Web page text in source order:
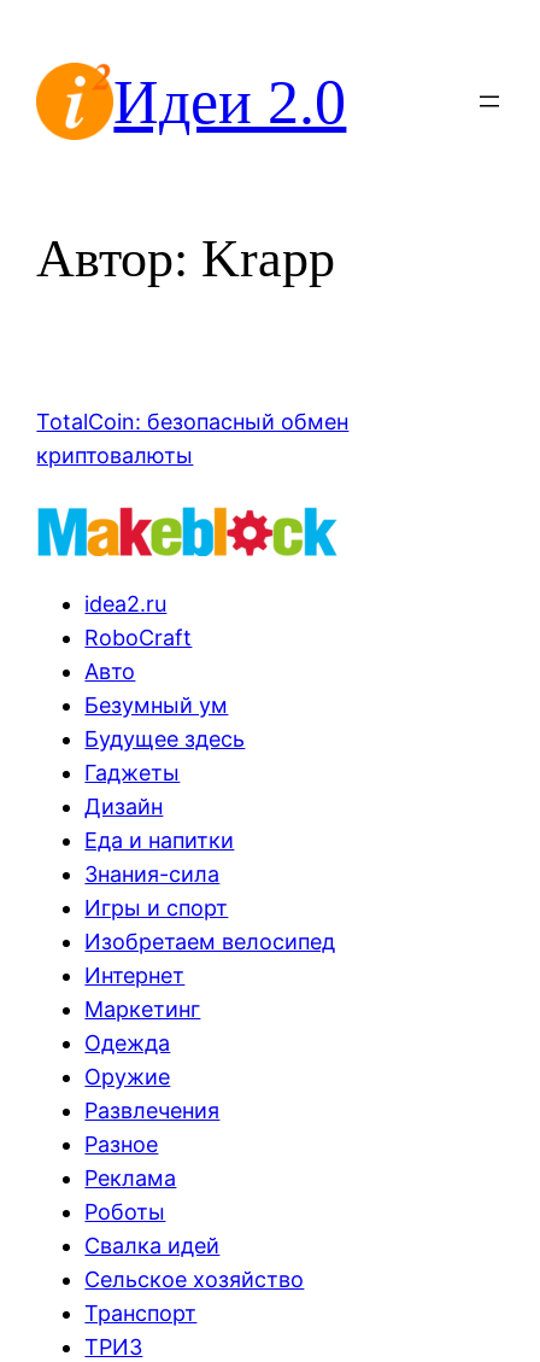
содержимомуИдеи 2.0
Автор: Krapp
TotalCoin: безопасный обмен
криптовалюты
idea2.ru
RoboCraft
Авто
Безумный ум
Будущее здесь
Гаджеты
Дизайн
Еда и напитки
Знания-сила
Игры и спорт
Изобретаем велосипед
Интернет
Маркетинг
Одежда
Оружие
Развлечения
Разное
Реклама
Роботы
Свалка идей
Сельское хозяйство
Транспорт
ТРИЗ